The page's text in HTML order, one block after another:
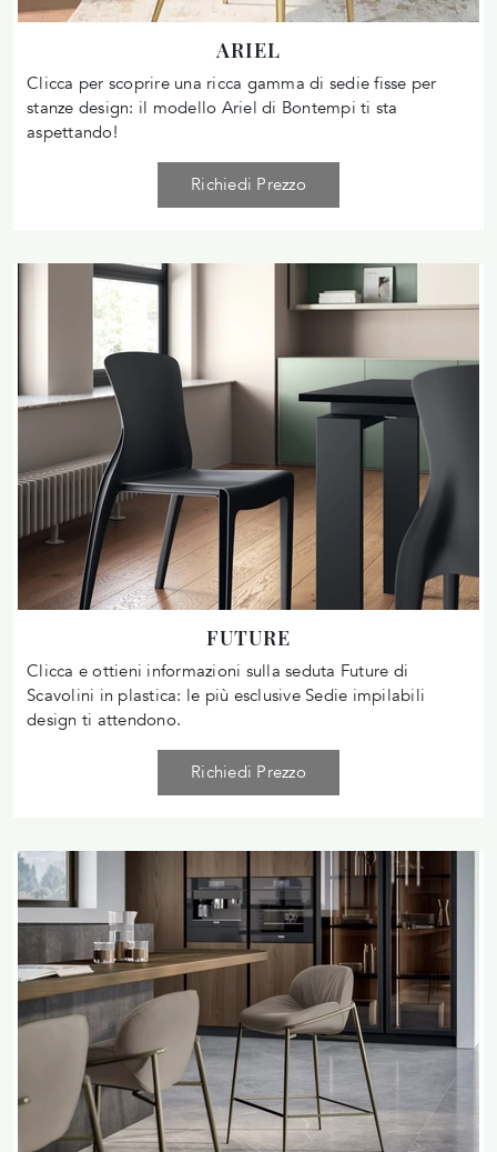
ARIEL
Clicca per scoprire una ricca gamma di sedie fisse per
stanze design: il modello Ariel di Bontempi ti sta
aspettando!
Richiedi Prezzo
FUTURE
Clicca e ottieni informazioni sulla seduta Future di
Scavolini in plastica: le più esclusive Sedie impilabili
design ti attendono.
Richiedi Prezzo